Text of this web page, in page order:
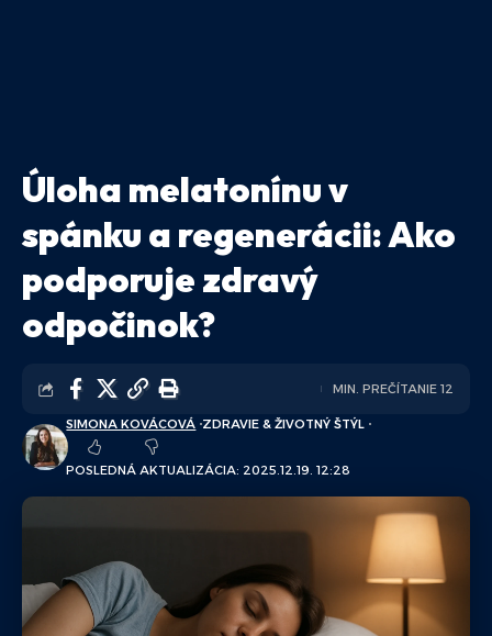
Úloha melatonínu v
spánku a regenerácii: Ako
podporuje zdravý
odpočinok?
POSLEDNÁ AKTUALIZÁCIA: 2025.12.19. 12:28
SIMONA KOVÁCOVÁ ZDRAVIE & ŽIVOTNÝ ŠTÝL
MIN. PREČÍTANIE 12